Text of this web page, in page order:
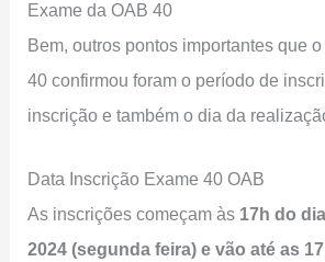
Exame da OAB 40
Bem, outros pontos importantes que
40 confirmou foram o período de
inscrição e também o dia da
Data Inscrição Exame 40 OAB
As inscrições começam às 17h do
2024 (segunda feira) e vão até as